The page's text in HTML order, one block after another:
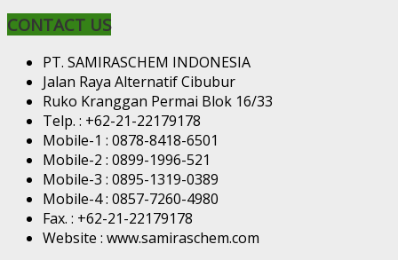
CONTACT US
PT. SAMIRASCHEM INDONESIA
Jalan Raya Alternatif Cibubur
Ruko Kranggan Permai Blok 16/33
Telp. : +62-21-22179178
Mobile-1 : 0878-8418-6501
Mobile-2 : 0899-1996-521
Mobile-3 : 0895-1319-0389
Mobile-4 : 0857-7260-4980
Fax. : +62-21-22179178
Website : www.samiraschem.com